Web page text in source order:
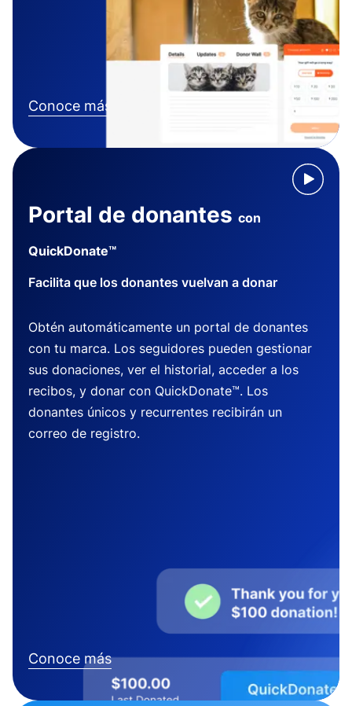
Conoce más
Portal de donantes con
QuickDonate™
Facilita que los donantes vuelvan a donar
Obtén automáticamente un portal de donantes
con tu marca. Los seguidores pueden gestionar
sus donaciones, ver el historial, acceder a los
recibos, y donar con QuickDonate™. Los
donantes únicos y recurrentes recibirán un
correo de registro.
Conoce más